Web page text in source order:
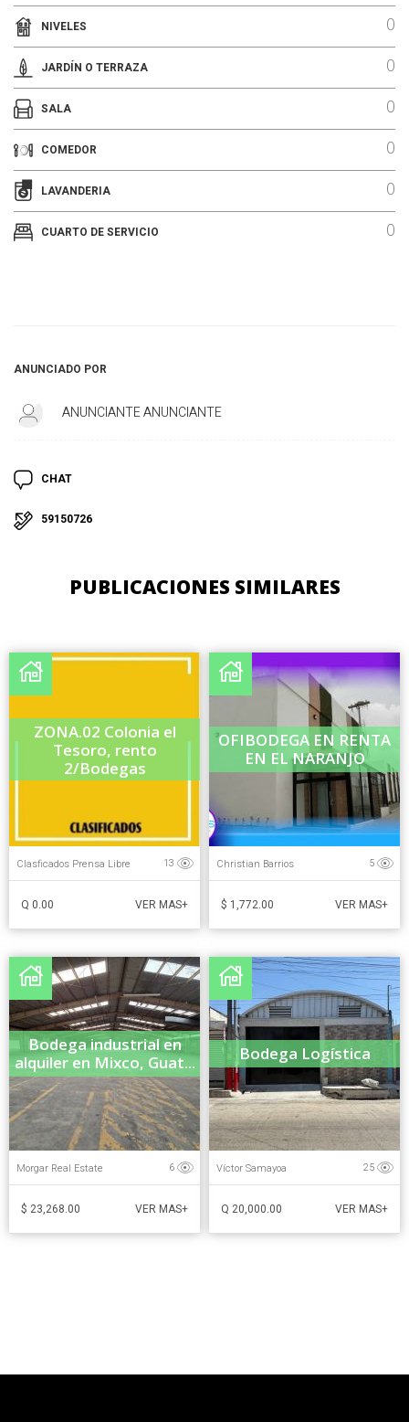
NIVELES 0
JARDÍN O TERRAZA 0
SALA 0
COMEDOR 0
LAVANDERIA 0
CUARTO DE SERVICIO 0
ANUNCIADO POR
ANUNCIANTE ANUNCIANTE
CHAT
59150726
PUBLICACIONES SIMILARES
ZONA.02 Colonia el
Tesoro, rento
2/Bodegas
Clasficados Prensa Libre 13
Q 0.00 VER MAS+
OFIBODEGA EN RENTA
EN EL NARANJO
Christian Barrios 5
$ 1,772.00 VER MAS+
Bodega industrial en
alquiler en Mixco, Guat...
Morgar Real Estate 6
$ 23,268.00 VER MAS+
Bodega Logística
Víctor Samayoa 25
Q 20,000.00 VER MAS+